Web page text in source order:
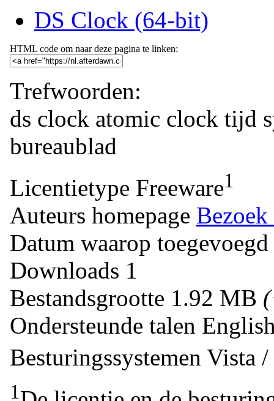
DS Clock (64-bit)
HTML code om naar deze pagina te linken:
Trefwoorden:
ds clock atomic clock tijd
bureaublad
Licentietype Freeware1
Auteurs homepage
Datum waarop toegevoegd
Downloads 1
Bestandsgrootte 1.92 MB
Ondersteunde talen
Besturingssystemen Vista
1